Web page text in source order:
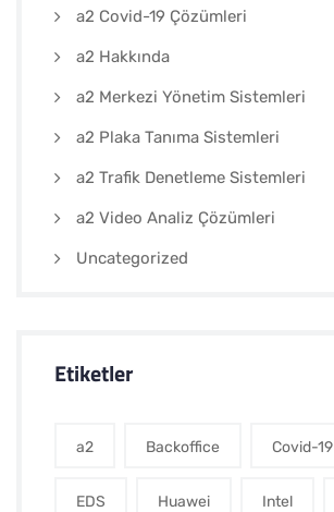
a2 Covid-19 Çözümleri
a2 Hakkında
a2 Merkezi Yönetim Sistemleri
a2 Plaka Tanıma Sistemleri
a2 Trafik Denetleme Sistemleri
a2 Video Analiz Çözümleri
Uncategorized
Etiketler
a2 Backoffice Covid-19
EDS Huawei Intel